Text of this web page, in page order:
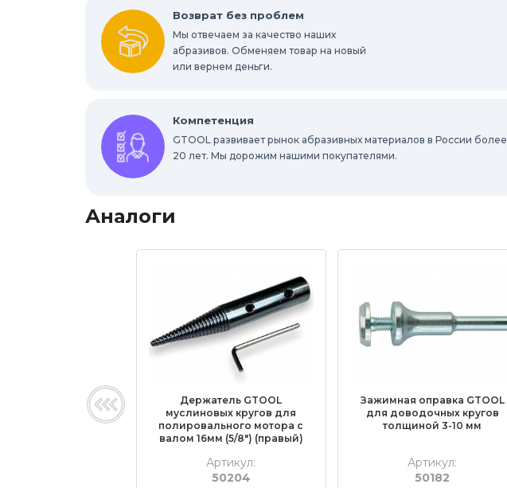
Возврат без проблем
Мы отвечаем за качество наших
абразивов. Обменяем товар на новый
или вернем деньги.
Компетенция
GTOOL развивает рынок абразивных материалов в России более
20 лет. Мы дорожим нашими покупателями.
Аналоги
Держатель GTOOL
муслиновых кругов для
полировального мотора с
валом 16мм (5/8″) (правый)
Артикул:
50204
Зажимная оправка GTOOL
для доводочных кругов
толщиной 3-10 мм
Артикул:
50182